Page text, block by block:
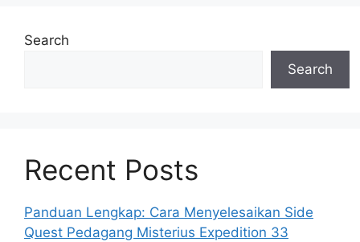
Search
Search
Recent Posts
Panduan Lengkap: Cara Menyelesaikan Side
Quest Pedagang Misterius Expedition 33